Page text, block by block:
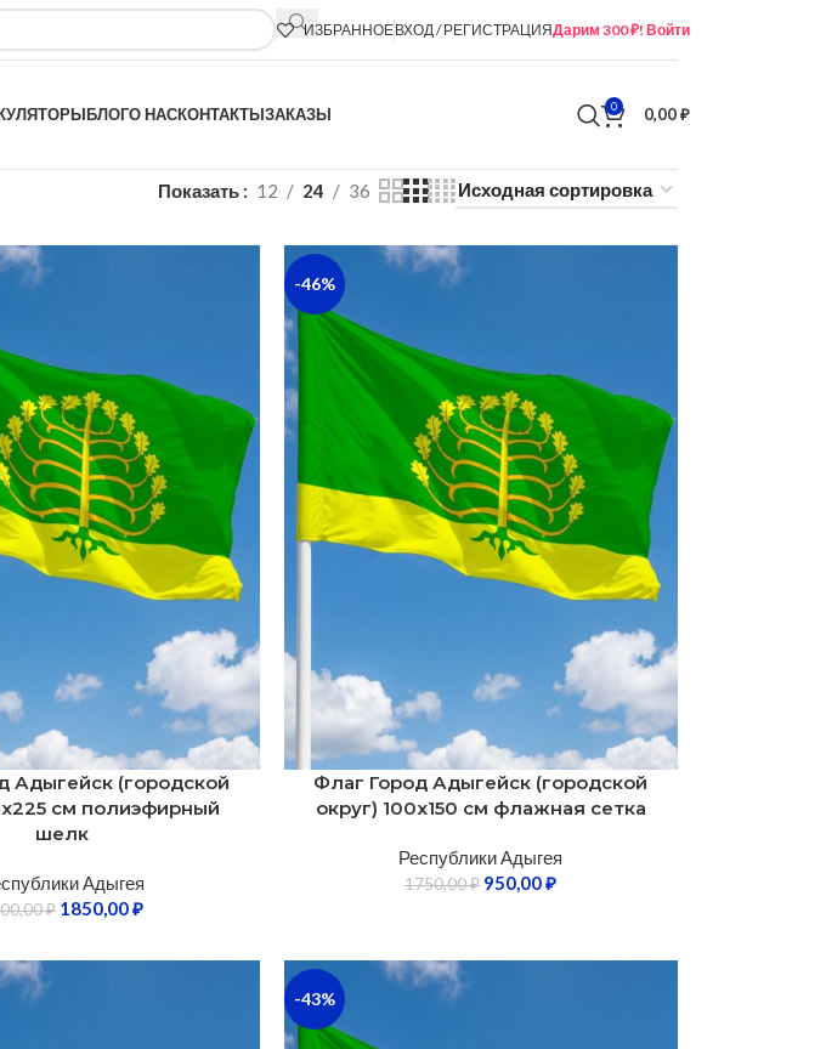
ИЗБРАННОЕВХОД / РЕГИСТРАЦИЯДарим 300 ₽! Войти
БЛОГО НАСКОНТАКТЫЗАКАЗЫ 0 0,00₽
Показать 12 24 36
Адыгейск (городской
см полиэфирный
шелк
Адыгея
₽ 1850,00₽
-46%
Флаг Город Адыгейск (городской
округ) 100х150 см флажная сетка
Республики Адыгея
1750,00₽ 950,00₽
-43%